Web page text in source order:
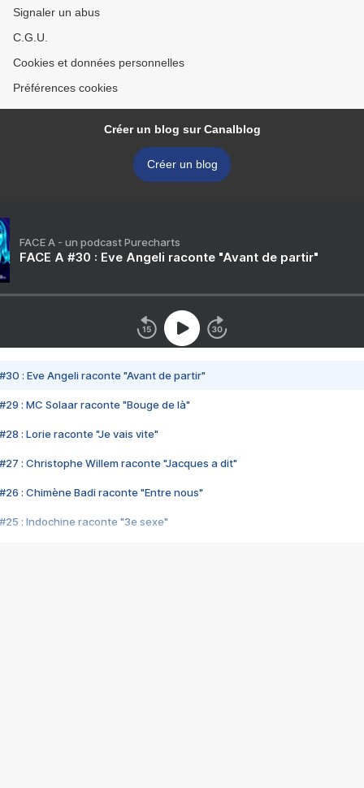
Signaler un abus
C.G.U.
Cookies et données personnelles
Préférences cookies
Créer un blog sur Canalblog
Créer un blog
FACE A - un podcast Purecharts
FACE A #30 : Eve Angeli raconte "Avant de partir"
#30 : Eve Angeli raconte "Avant de partir"
#29 : MC Solaar raconte "Bouge de là"
#28 : Lorie raconte "Je vais vite"
#27 : Christophe Willem raconte "Jacques a dit"
#26 : Chimène Badi raconte "Entre nous"
#25 : Indochine raconte "3e sexe"